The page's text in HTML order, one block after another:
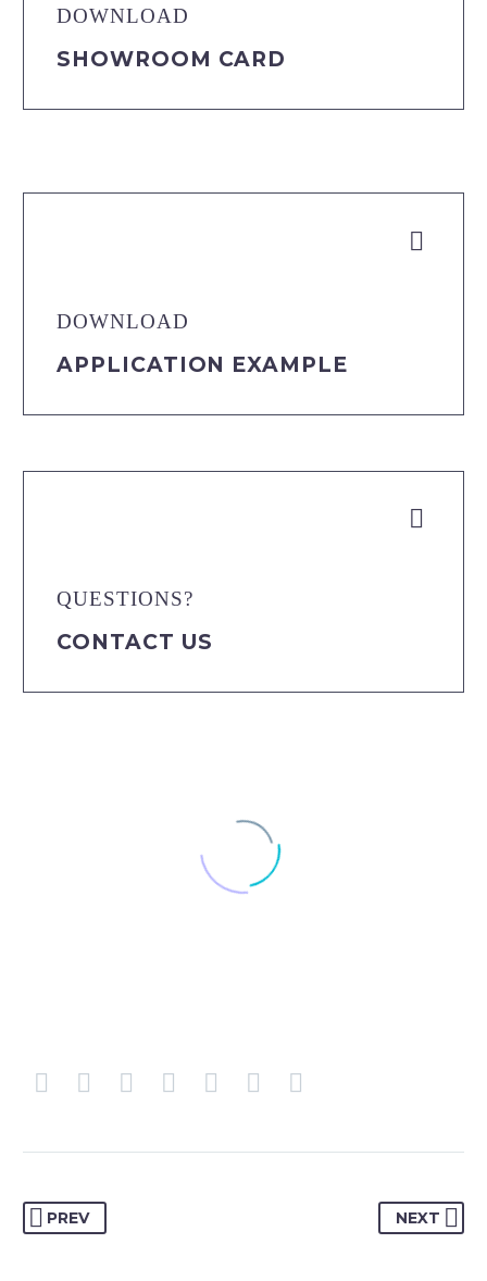
DOWNLOAD
SHOWROOM CARD


DOWNLOAD
APPLICATION EXAMPLE


QUESTIONS?
CONTACT US
PREV NEXT